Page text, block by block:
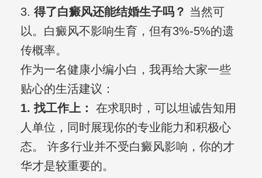
3. 得了白癜风还能结婚生子吗？ 当然可
以。白癜风不影响生育，但有3%-5%的遗
传概率。
作为一名健康小编小白，我再给大家一些
贴心的生活建议：
1. 找工作上：
在求职时，可以坦诚告知用
人单位，同时展现你的专业能力和积极心
态。 许多行业并不受白癜风影响，你的才
华才是较重要的。